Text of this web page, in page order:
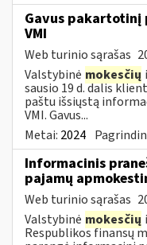
Gavus pakartotinį
VMI
Web turinio sąrašas
Valstybinė mokesčių
sausio 19 d. dalis
paštu išsiųstą
VMI. Gavus...
Metai: 2024
Informacinis
pajamų
Web turinio sąrašas
Valstybinė mokesčių
Respublikos finansų